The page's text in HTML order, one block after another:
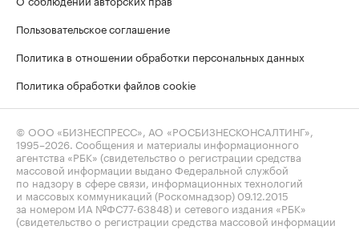
Пользовательское соглашение
Политика в отношении обработки персональных данных
Политика обработки файлов cookie
© ООО «БИЗНЕСПРЕСС», АО «РОСБИЗНЕСКОНСАЛТИНГ»,
1995–2026. Сообщения и материалы информационного
агентства «РБК» (свидетельство о регистрации средства
массовой информации выдано Федеральной службой
по надзору в сфере связи, информационных технологий
и массовых коммуникаций (Роскомнадзор) 09.12.2015
за номером ИА №ФС77-63848) и сетевого издания «РБК»
(свидетельство о регистрации средства массовой информации